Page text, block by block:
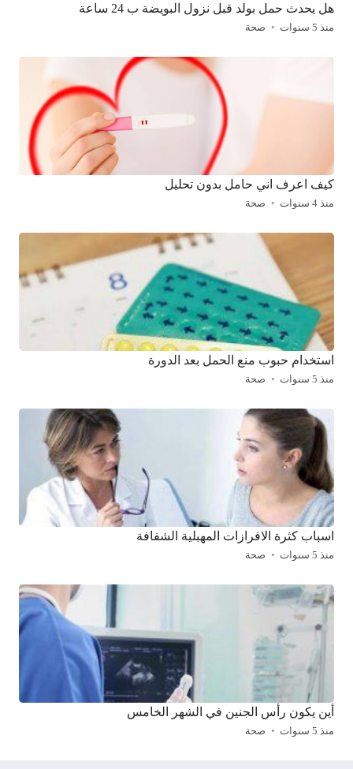
هل يحدث حمل بولد قبل نزول البويضة ب 24 ساعة
منذ 5 سنوات صحة
كيف اعرف اني حامل بدون تحليل
منذ 4 سنوات صحة
استخدام حبوب منع الحمل بعد الدورة
منذ 5 سنوات صحة
اسباب كثرة الافرازات المهبلية الشفافة
منذ 5 سنوات صحة
أين يكون رأس الجنين في الشهر الخامس
منذ 5 سنوات صحة